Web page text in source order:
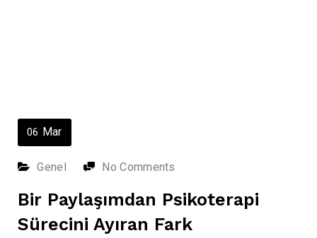
06 Mar
Genel No Comments
Bir Paylaşımdan Psikoterapi
Sürecini Ayıran Fark